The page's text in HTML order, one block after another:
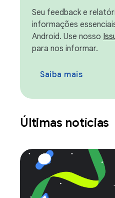
Seu feedback e
informações
Android. Use nosso
para nos informar.
Saiba mais
Últimas notícias